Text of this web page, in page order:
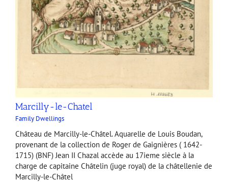
Marcilly-le-Chatel
Family Dwellings
Château de Marcilly-le-Châtel. Aquarelle de Louis Boudan,
provenant de la collection de Roger de Gaignières ( 1642-
1715) (BNF) Jean II Chazal accède au 17ieme siècle à la
charge de capitaine Châtelin (juge royal) de la châtellenie de
Marcilly-le-Châtel